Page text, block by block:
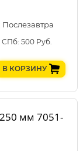
СПб: 500 Руб.
В КОРЗИНУ
мм 7051-